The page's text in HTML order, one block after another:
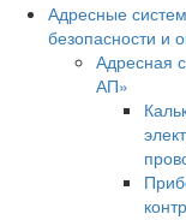
Адресные
безопасности и
Адресная
АП»